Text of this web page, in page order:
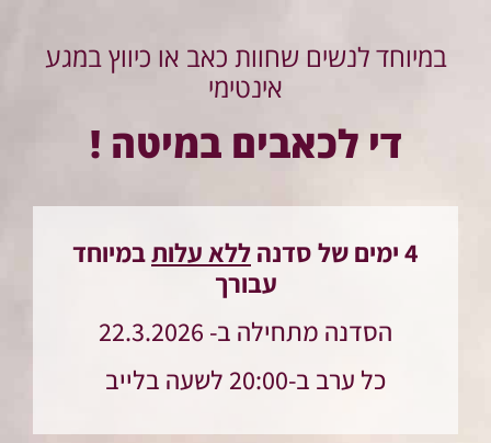
במיוחד לנשים שחוות כאב או כיווץ במגע
אינטימי
די לכאבים במיטה !
4 ימים של סדנה ללא עלותבמיוחד
עבורך
הסדנה מתחילה ב- 22.3.2026
כל ערב ב-20:00 לשעה בלייב